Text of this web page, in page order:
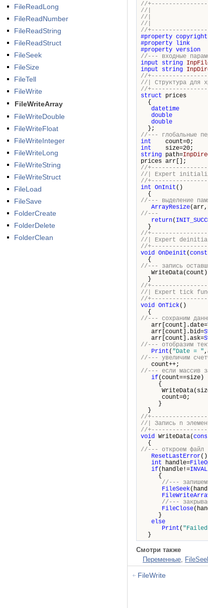
FileReadLong
FileReadNumber
FileReadString
FileReadStruct
FileSeek
FileSize
FileTell
FileWrite
FileWriteArray
FileWriteDouble
FileWriteFloat
FileWriteInteger
FileWriteLong
FileWriteString
FileWriteStruct
FileLoad
FileSave
FolderCreate
FolderDelete
FolderClean
//
//|
//| Copyright
//|
//
#property copyright
#property
link
#property version
//--- входные
input
string
input
string
//
//|
//
struct prices
{
datetime
double
double
};
//--- глобальные
int count=0;
int size=20;
string path=
prices arr[];
//
//|
//
int OnInit ()
{
//--- выделение
ArrayResize
//---
return(
}
//
//|
//
void OnDeinit (const
{
//--- запись
}
//
//|
//
void OnTick()
{
//--- сохраним
arr[count].date=
arr[count].bid=
arr[count].ask=
//--- отобразим
Print ( "Date = "
//--- увеличим
count++;
//--- если массив
if(count==size)
{
count=0;
}
}
//
//| Запись
//
void WriteData(
{
//--- откроем файл
ResetLastError
int handle=
if(handle!=
{
//--- запишем
FileSeek
//---
FileClose
}
else
Print (
}
Смотри также
Переменные,
FileWrite